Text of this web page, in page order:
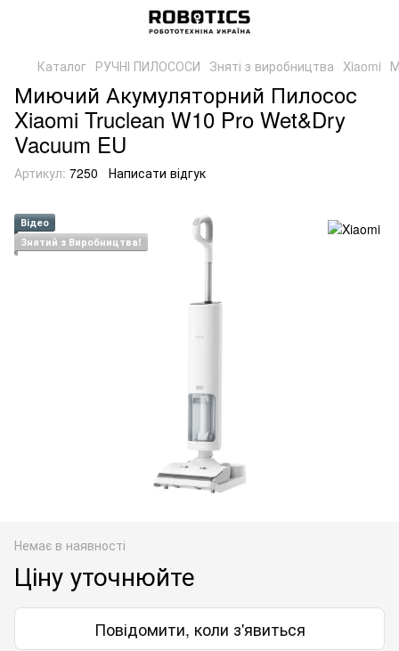
Каталог РУЧНІ ПИЛОСОСИ Зняті з виробництва Xiaomi
Миючий Акумуляторний Пилосос
Xiaomi Truclean W10 Pro Wet&Dry
Vacuum EU
Артикул: 7250 Написати відгук
Відео
Знятий з Виробництва!
Немає в наявності
Ціну уточнюйте
Повідомити, коли з'явиться